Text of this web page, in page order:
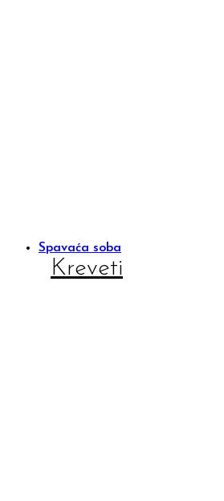
Spavaća soba
Kreveti